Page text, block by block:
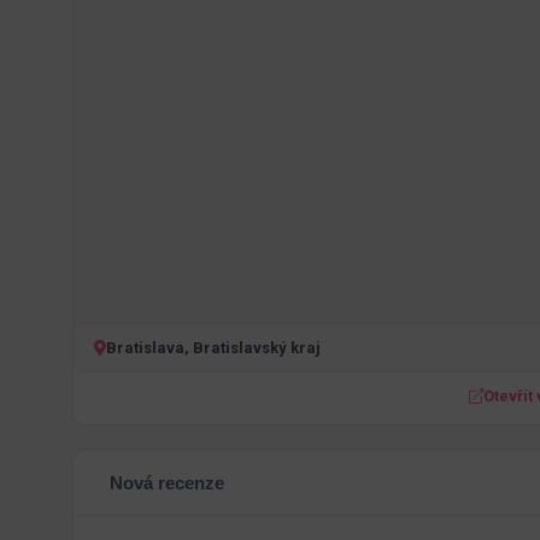
Bratislava, Bratislavský kraj
Otevřít
Nová recenze